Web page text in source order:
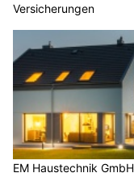
Versicherungen
EM Haustechnik